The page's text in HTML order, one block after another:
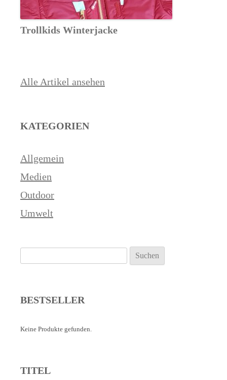
Trollkids Winterjacke
Alle Artikel ansehen
KATEGORIEN
Allgemein
Medien
Outdoor
Umwelt
nach:
BESTSELLER
Keine Produkte gefunden.
TITEL